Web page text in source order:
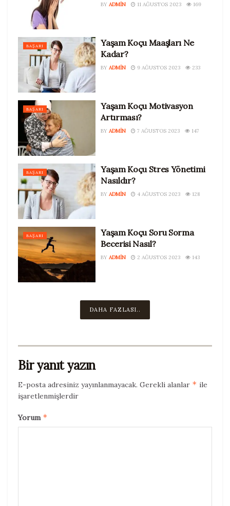
Tags:
İlişkilerde Tanışmak
İlişkilerin Başlangıç Noktası
Kişisel Gelişim Videoları
BY ADMIN 11 AĞUSTOS 2023 169
BAŞARI
Yaşam Koçu Maaşları Ne
Kadar?
BY ADMIN 9 AĞUSTOS 2023 233
BAŞARI
Yaşam Koçu Motivasyon
Artırması?
BY ADMIN 7 AĞUSTOS 2023 147
BAŞARI
Yaşam Koçu Stres Yönetimi
Nasıldır?
BY ADMIN 4 AĞUSTOS 2023 128
BAŞARI
Yaşam Koçu Soru Sorma
Becerisi Nasıl?
BY ADMIN 2 AĞUSTOS 2023 143
DAHA FAZLASI..
Bir yanıt yazın
E-posta adresiniz yayınlanmayacak. Gerekli alanlar * ile
işaretlenmişlerdir
Yorum *